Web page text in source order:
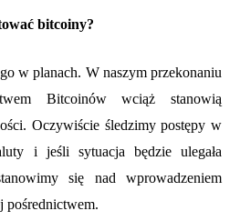
bitcoiny?
w planach. W naszym przekonaniu
Bitcoinów wciąż stanowią
Oczywiście śledzimy postępy w
i jeśli sytuacja będzie ulegała
się nad wprowadzeniem
pośrednictwem.